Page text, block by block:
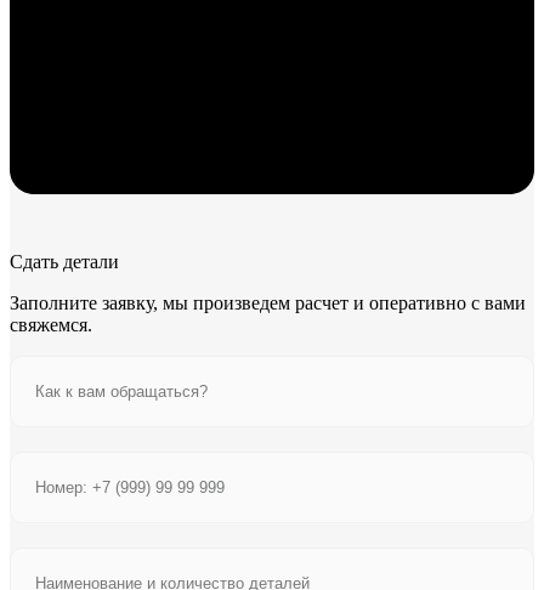
Сдать детали
Заполните заявку, мы произведем расчет и оперативно с вами
свяжемся.